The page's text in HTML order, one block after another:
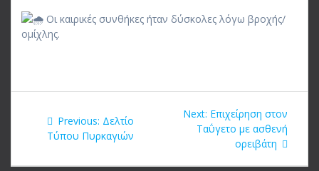
Οι καιρικές συνθήκες ήταν δύσκολες λόγω βροχής/
ομίχλης.
άρθρων
Previous: Previous
post:
Δελτίο
Τύπου Πυρκαγιών
Next: Next
post:
Επιχείρηση στον
Ταΰγετο με ασθενή
ορειβάτη